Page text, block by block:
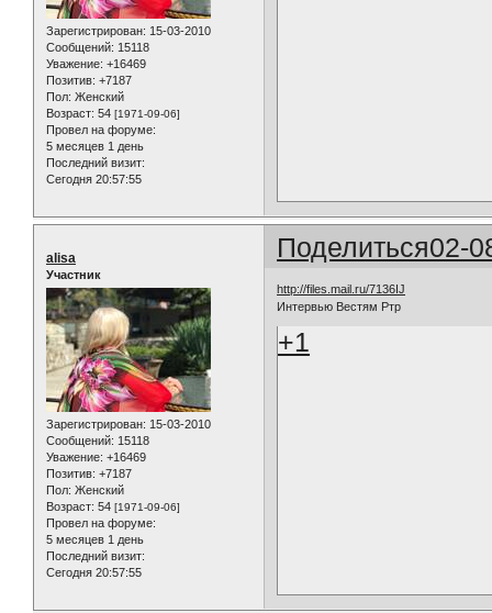
Зарегистрирован: 15-03-2010
Сообщений: 15118
Уважение: +16469
Позитив: +7187
Пол: Женский
Возраст: 54 [1971-09-06]
Провел на форуме:
5 месяцев 1 день
Последний визит:
Сегодня 20:57:55
Поделиться02-
alisa
Участник
Зарегистрирован: 15-03-2010
Сообщений: 15118
Уважение: +16469
Позитив: +7187
Пол: Женский
Возраст: 54 [1971-09-06]
Провел на форуме:
5 месяцев 1 день
Последний визит:
Сегодня 20:57:55
http://files.mail.ru/7136IJ
Интервью Вестям Ртр
+1